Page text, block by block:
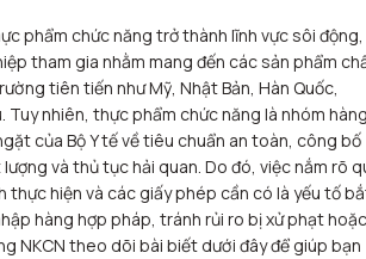
phẩm chức năng trở thành lĩnh vực sôi động,
tham gia nhằm mang đến các sản phẩm
tiên tiến như Mỹ, Nhật Bản, Hàn Quốc,
Tuy nhiên, thực phẩm chức năng là nhóm
của Bộ Y tế về tiêu chuẩn an toàn, công bố
và thủ tục hải quan. Do đó, việc nắm rõ
thực hiện và các giấy phép cần có là yếu tố
hàng hợp pháp, tránh rủi ro bị xử phạt hoặc
NKCN theo dõi bài biết dưới đây để giúp bạn